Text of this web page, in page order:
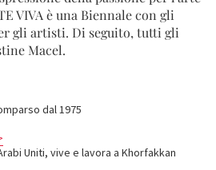
VIVA è una Biennale con gli
gli artisti. Di seguito, tutti gli
Macel.
dal 1975
Uniti, vive e lavora a Khorfakkan